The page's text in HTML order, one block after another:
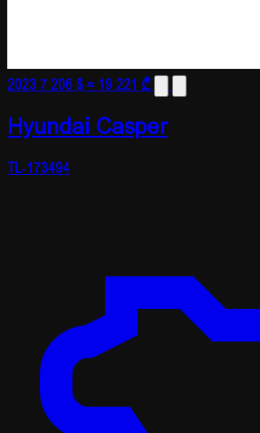
20237 206 $≈ 19 221 ₾
Hyundai Casper
TL-173494